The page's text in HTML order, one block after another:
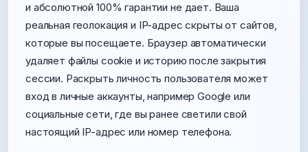
и абсолютной 100% гарантии не дает. Ваша
реальная геолокация и IP-адрес скрыты от сайтов,
которые вы посещаете. Браузер автоматически
удаляет файлы cookie и историю после закрытия
сессии. Раскрыть личность пользователя может
вход в личные аккаунты, например Google или
социальные сети, где вы ранее светили свой
настоящий IP-адрес или номер телефона.